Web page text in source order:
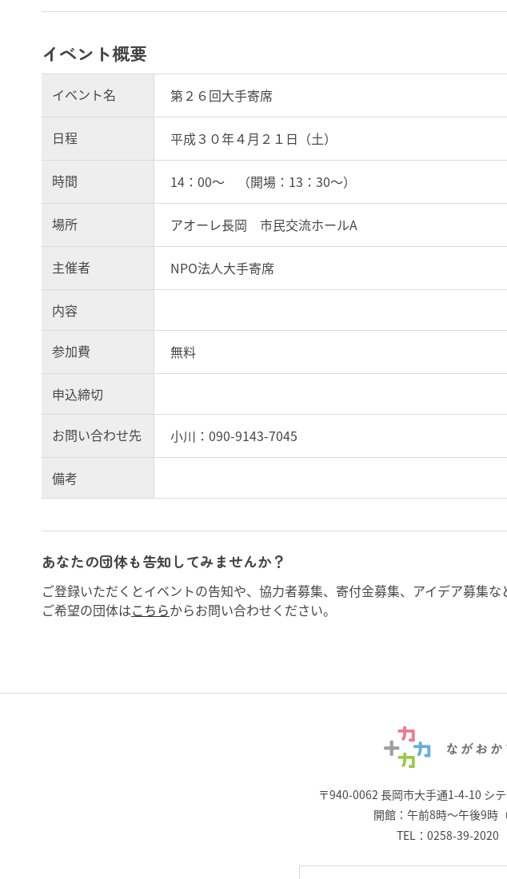
イベント概要
イベント名 第２６回大手寄席
日程 平成３０年４月２１日（土）
時間 14：00～ （開場：13：30～）
場所 アオーレ長岡 市民交流ホールA
主催者 NPO法人大手寄席
内容
参加費 無料
申込締切
お問い合わせ先 小川：090-9143-7045
備考
あなたの団体も告知してみませんか？
ご登録いただくとイベントの告知や、協力者募集、寄付金募集、アイデア募集な
ご希望の団体はこちらからお問い合わせください。
〒940-0062 長岡市大手通1-4-10 シ
開館：午前8時～午後9時
TEL： 0258-39-2020